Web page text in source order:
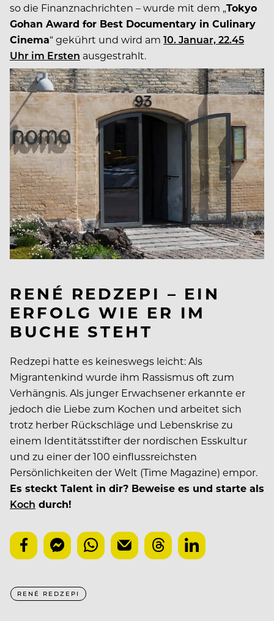
so die Finanznachrichten – wurde mit dem „Tokyo
Gohan Award for Best Documentary in Culinary
Cinema“ gekührt und wird am 10. Januar, 22.45
Uhr im Ersten ausgestrahlt.
RENÉ REDZEPI – EIN
ERFOLG WIE ER IM
BUCHE STEHT
Redzepi hatte es keineswegs leicht: Als
Migrantenkind wurde ihm Rassismus oft zum
Verhängnis. Als junger Erwachsener erkannte er
jedoch die Liebe zum Kochen und arbeitet sich
trotz herber Rückschläge und Lebenskrise zu
einem Identitätsstifter der nordischen Esskultur
und zu einer der 100 einflussreichsten
Persönlichkeiten der Welt (Time Magazine) empor.
Es steckt Talent in dir? Beweise es und starte als
Koch durch!
RENÉ REDZEPI